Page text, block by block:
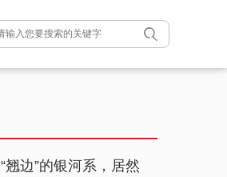
“翘边”的银河系，居然